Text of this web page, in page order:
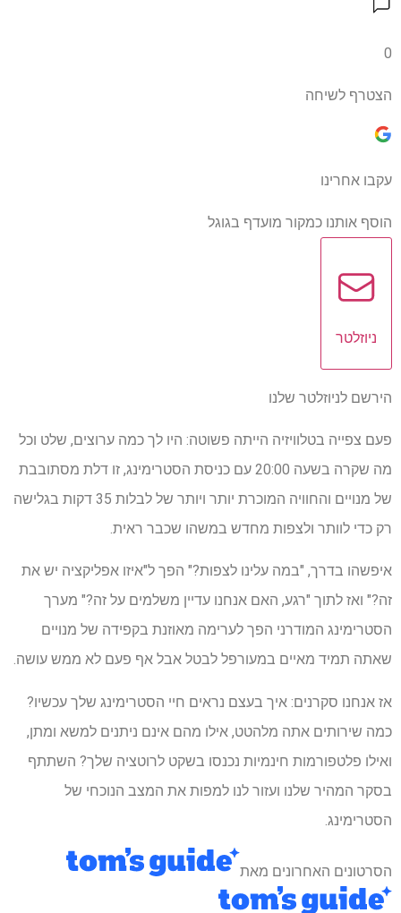
0
הצטרף לשיחה
עקבו אחרינו
הוסף אותנו כמקור מועדף בגוגל
ניוזלטר
הירשם לניוזלטר שלנו
פעם צפייה בטלוויזיה הייתה פשוטה: היו לך כמה ערוצים, שלט וכל
מה שקרה בשעה 20:00 עם כניסת הסטרימינג, זו דלת מסתובבת
של מנויים והחוויה המוכרת יותר ויותר של לבלות 35 דקות בגלישה
רק כדי לוותר ולצפות מחדש במשהו שכבר ראית.
איפשהו בדרך, "במה עלינו לצפות?" הפך ל"איזו אפליקציה יש את
זה?" ואז לתוך "רגע, האם אנחנו עדיין משלמים על זה?" מערך
הסטרימינג המודרני הפך לערימה מאוזנת בקפידה של מנויים
שאתה תמיד מאיים במעורפל לבטל אבל אף פעם לא ממש עושה.
אז אנחנו סקרנים: איך בעצם נראים חיי הסטרימינג שלך עכשיו?
כמה שירותים אתה מלהטט, אילו מהם אינם ניתנים למשא ומתן,
ואילו פלטפורמות חינמיות נכנסו בשקט לרוטציה שלך? השתתף
בסקר המהיר שלנו ועזור לנו למפות את המצב הנוכחי של
הסטרימינג.
הסרטונים האחרונים מאת